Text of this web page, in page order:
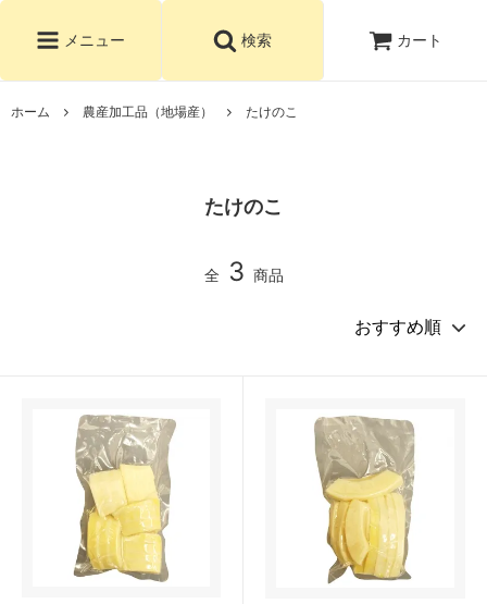
メニュー 検索 カート
ホーム 農産加工品（地場産） たけのこ
たけのこ
全 3 商品